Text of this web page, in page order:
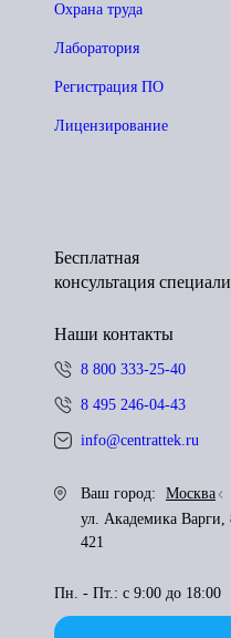
Охрана труда
Лаборатория
Регистрация ПО
Лицензирование
Бесплатная
консультация
Наши контакты
8 800 333-25-40
8 495 246-04-43
info@centrattek.ru
Ваш город:
Москва
ул. Академика
421
Пн. - Пт.: с 9:00 до 18:00